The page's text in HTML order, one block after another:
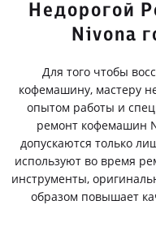
Недорогой
Nivona
Для того чтобы
кофемашину, мастеру
опытом работы и
ремонт кофемашин
допускаются только
используют во время
инструменты,
образом повышает